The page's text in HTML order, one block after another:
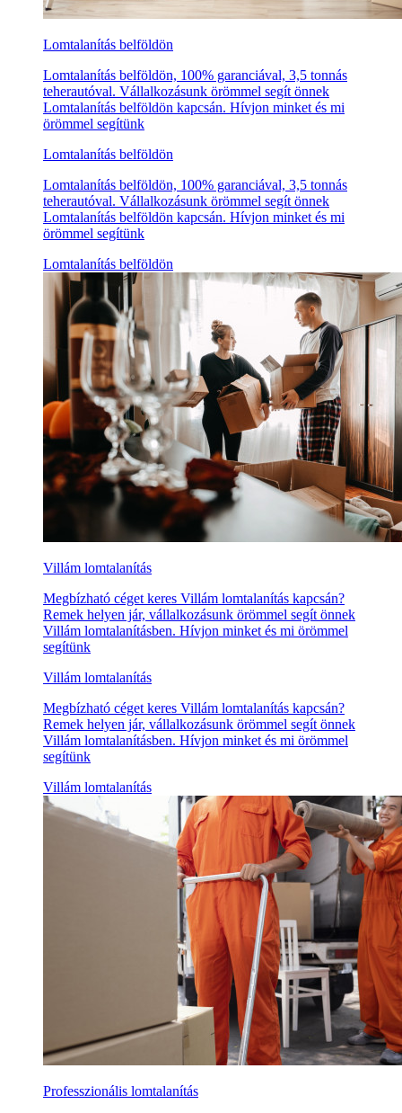
Lomtalanítás belföldön
Lomtalanítás belföldön, 100% garanciával, 3,5 tonnás
teherautóval. Vállalkozásunk örömmel segít önnek
Lomtalanítás belföldön kapcsán. Hívjon minket és mi
örömmel segítünk
Lomtalanítás belföldön
Lomtalanítás belföldön, 100% garanciával, 3,5 tonnás
teherautóval. Vállalkozásunk örömmel segít önnek
Lomtalanítás belföldön kapcsán. Hívjon minket és mi
örömmel segítünk
Lomtalanítás belföldön
Villám lomtalanítás
Megbízható céget keres Villám lomtalanítás kapcsán?
Remek helyen jár, vállalkozásunk örömmel segít önnek
Villám lomtalanításben. Hívjon minket és mi örömmel
segítünk
Villám lomtalanítás
Megbízható céget keres Villám lomtalanítás kapcsán?
Remek helyen jár, vállalkozásunk örömmel segít önnek
Villám lomtalanításben. Hívjon minket és mi örömmel
segítünk
Villám lomtalanítás
Professzionális lomtalanítás